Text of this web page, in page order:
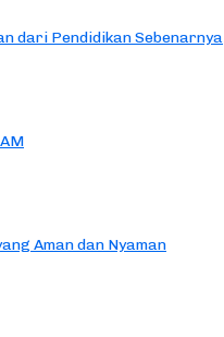
dari Pendidikan Sebenarnya
Aman dan Nyaman